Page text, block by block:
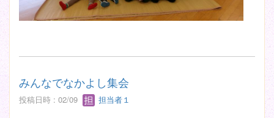
みんなでなかよし集会
投稿日時 : 02/09 担当者１